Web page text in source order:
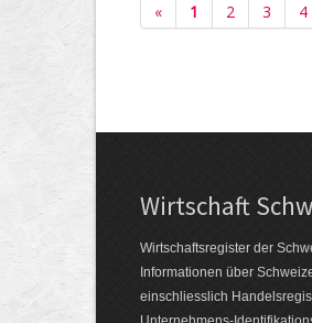
«
1 2 3 4
Wirtschaft
Wirtschaftsregister der
Informationen über
einschliesslich